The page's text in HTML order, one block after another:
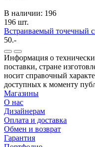
В наличии: 196
196 шт.
Встраиваемый точечный
50.-
Информация о
поставки, стране
носит справочный
доступных к моменту
Магазины
О нас
Дизайнерам
Оплата и доставка
Обмен и возврат
Гарантия